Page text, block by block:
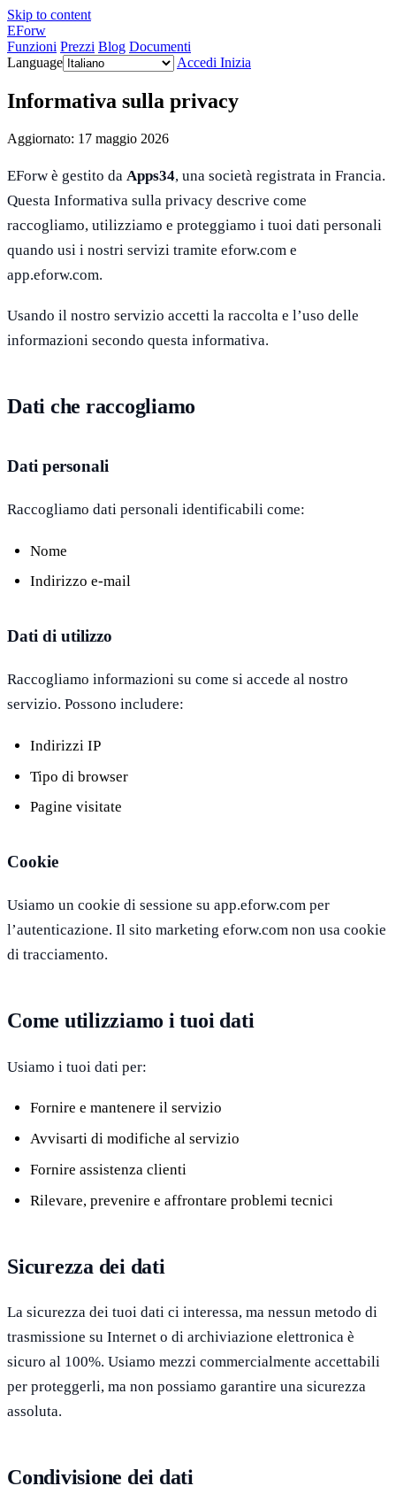
Skip to content
EForw
Funzioni Prezzi Blog Documenti
Language
Accedi Inizia
Informativa sulla privacy
Aggiornato: 17 maggio 2026
EForw è gestito da Apps34, una società registrata in Francia.
Questa Informativa sulla privacy descrive come
raccogliamo, utilizziamo e proteggiamo i tuoi dati personali
quando usi i nostri servizi tramite eforw.com e
app.eforw.com.
Usando il nostro servizio accetti la raccolta e l’uso delle
informazioni secondo questa informativa.
Dati che raccogliamo
Dati personali
Raccogliamo dati personali identificabili come:
Nome
Indirizzo e-mail
Dati di utilizzo
Raccogliamo informazioni su come si accede al nostro
servizio. Possono includere:
Indirizzi IP
Tipo di browser
Pagine visitate
Cookie
Usiamo un cookie di sessione su app.eforw.com per
l’autenticazione. Il sito marketing eforw.com non usa cookie
di tracciamento.
Come utilizziamo i tuoi dati
Usiamo i tuoi dati per:
Fornire e mantenere il servizio
Avvisarti di modifiche al servizio
Fornire assistenza clienti
Rilevare, prevenire e affrontare problemi tecnici
Sicurezza dei dati
La sicurezza dei tuoi dati ci interessa, ma nessun metodo di
trasmissione su Internet o di archiviazione elettronica è
sicuro al 100%. Usiamo mezzi commercialmente accettabili
per proteggerli, ma non possiamo garantire una sicurezza
assoluta.
Condivisione dei dati